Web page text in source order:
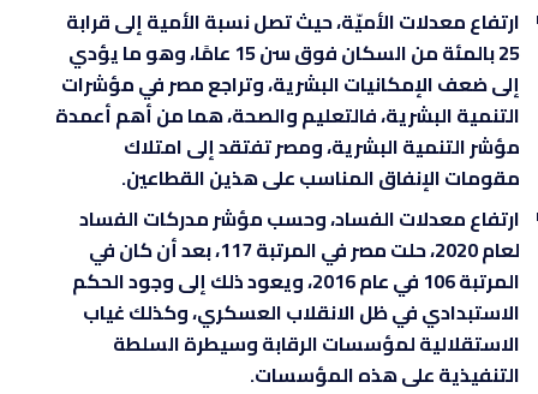
ارتفاع معدلات الأميّة، حيث تصل نسبة الأمية إلى قرابة
25 بالمئة من السكان فوق سن 15 عامًا، وهو ما يؤدي
إلى ضعف الإمكانيات البشرية، وتراجع مصر في مؤشرات
التنمية البشرية، فالتعليم والصحة، هما من أهم أعمدة
مؤشر التنمية البشرية، ومصر تفتقد إلى امتلاك
مقومات الإنفاق المناسب على هذين القطاعين.
ارتفاع معدلات الفساد، وحسب مؤشر مدركات الفساد
لعام 2020، حلت مصر في المرتبة 117، بعد أن كان في
المرتبة 106 في عام 2016، ويعود ذلك إلى وجود الحكم
الاستبدادي في ظل الانقلاب العسكري، وكذلك غياب
الاستقلالية لمؤسسات الرقابة وسيطرة السلطة
التنفيذية على هذه المؤسسات.